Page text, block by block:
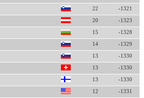
22 -1321
20 -1323
15 -1328
14 -1329
13 -1330
13 -1330
13 -1330
12 -1331